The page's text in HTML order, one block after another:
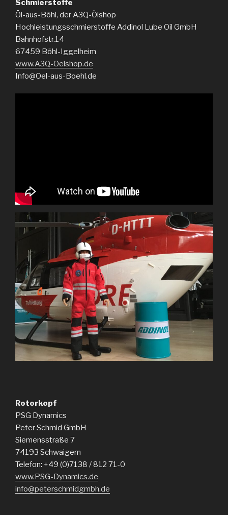
Schmierstoffe
Öl-aus-Böhl, der A3Q-Ölshop
Hochleistungsschmierstoffe Addinol Lube Oil GmbH
Bahnhofstr.14
67459 Böhl-Iggelheim
www.A3Q-Oelshop.de
Info@Oel-aus-Boehl.de
Rotorkopf
PSG Dynamics
Peter Schmid GmbH
Siemensstraße 7
74193 Schwaigern
Telefon: +49 (0)7138 / 812 71-0
www.PSG-Dynamics.de
info@peterschmidgmbh.de